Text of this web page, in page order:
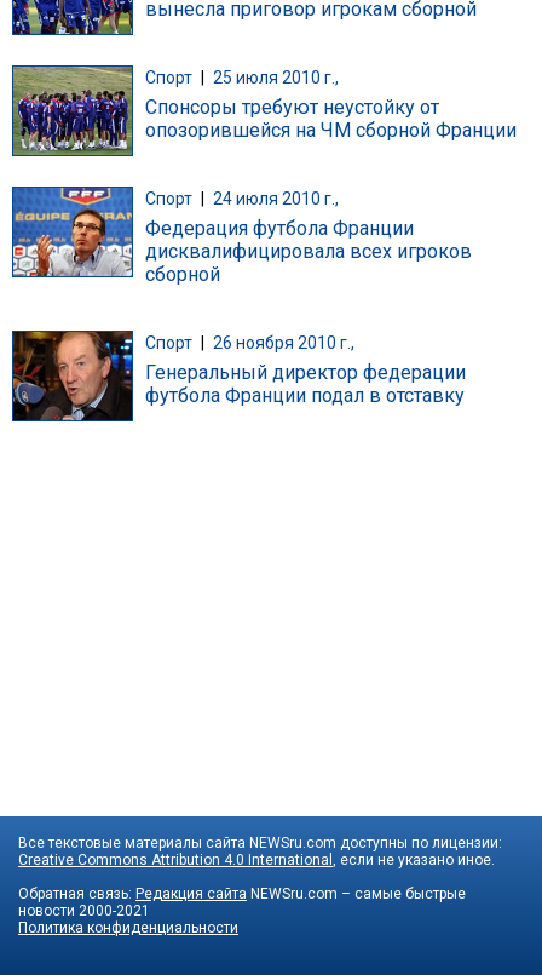
вынесла приговор игрокам сборной
Спорт 25 июля 2010 г.,
Спонсоры требуют неустойку от
опозорившейся на ЧМ сборной Франции
Спорт 24 июля 2010 г.,
Федерация футбола Франции
дисквалифицировала всех игроков
сборной
Спорт 26 ноября 2010 г.,
Генеральный директор федерации
футбола Франции подал в отставку
Все текстовые материалы сайта NEWSru.com доступны по лицензии:
Creative Commons Attribution 4.0 International
, если не указано иное.
Обратная связь: Редакция сайта NEWSru.com – самые быстрые
новости 2000-2021
Политика конфиденциальности